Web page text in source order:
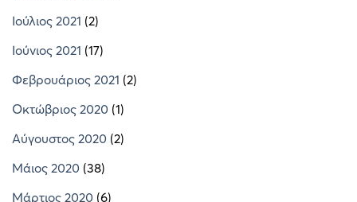
Ιούλιος 2021 (2)
Ιούνιος 2021 (17)
Φεβρουάριος 2021 (2)
Οκτώβριος 2020 (1)
Αύγουστος 2020 (2)
Μάιος 2020 (38)
Μάρτιος 2020 (6)